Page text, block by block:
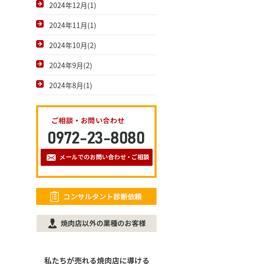
2024年12月(1)
2024年11月(1)
2024年10月(2)
2024年9月(2)
2024年8月(1)